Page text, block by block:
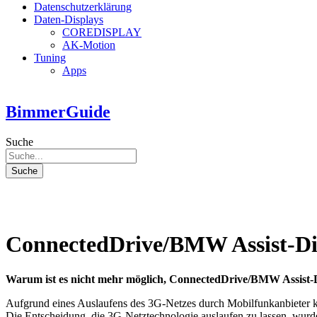
Datenschutzerklärung
Daten-Displays
COREDISPLAY
AK-Motion
Tuning
Apps
BimmerGuide
Suche
Suche
ConnectedDrive/BMW Assist-
Warum ist es nicht mehr möglich, ConnectedDrive/BMW
Aufgrund eines Auslaufens des 3G-Netzes durch Mobilfunkanbieter